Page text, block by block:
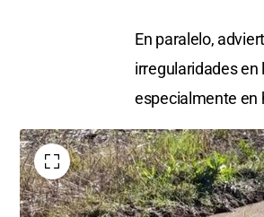
En paralelo,
irregularidades
especialmente en